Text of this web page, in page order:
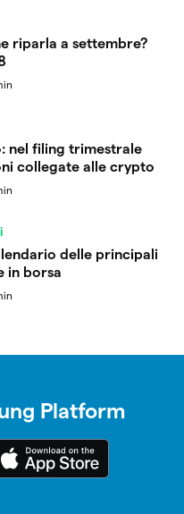
riparla a settembre?
nel filing trimestrale
collegate alle crypto
delle principali
in borsa
Platform